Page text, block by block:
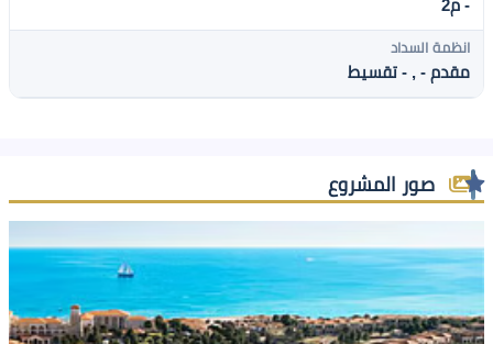
- م2
انظمة السداد
مقدم - , - تقسيط
صور المشروع